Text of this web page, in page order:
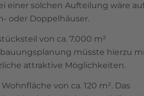
einer solchen Aufteilung wäre
oder Doppelhäuser.
von ca. 7.000 m²
müsste hierzu
attraktive Möglichkeiten.
von ca. 120 m². Das